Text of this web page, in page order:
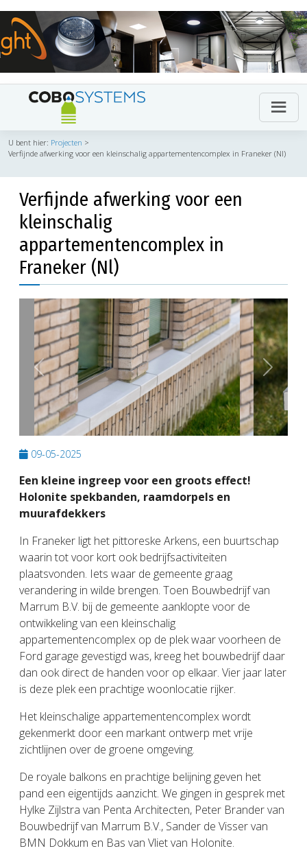
U bent hier: Projecten >
Verfijnde afwerking voor een kleinschalig appartementencomplex in Franeker (Nl)
Verfijnde afwerking voor een
kleinschalig
appartementencomplex in
Franeker (Nl)
Previous Next
09-05-2025
Een kleine ingreep voor een groots effect!
Holonite spekbanden, raamdorpels en
muurafdekkers
In Franeker ligt het pittoreske Arkens, een buurtschap
waarin tot voor kort ook bedrijfsactiviteiten
plaatsvonden. Iets waar de gemeente graag
verandering in wilde brengen. Toen Bouwbedrijf van
Marrum B.V. bij de gemeente aanklopte voor de
ontwikkeling van een kleinschalig
appartementencomplex op de plek waar voorheen de
Ford garage gevestigd was, kreeg het bouwbedrijf daar
dan ook direct de handen voor op elkaar. Vier jaar later
is deze plek een prachtige woonlocatie rijker.
Het kleinschalige appartementencomplex wordt
gekenmerkt door een markant ontwerp met vrije
zichtlijnen over de groene omgeving.
De royale balkons en prachtige belijning geven het
pand een eigentijds aanzicht. We gingen in gesprek met
Hylke Zijlstra van Penta Architecten, Peter Brander van
Bouwbedrijf van Marrum B.V., Sander de Visser van
BMN Dokkum en Bas van Vliet van Holonite.